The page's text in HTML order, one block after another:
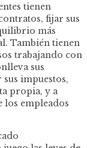
tienen
fijar sus
más
También tienen
trabajando con
sus
impuestos,
propia, y a
los empleados